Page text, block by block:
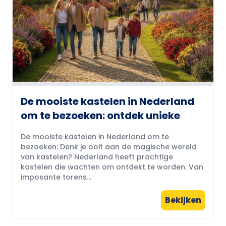
De mooiste kastelen in Nederland
om te bezoeken: ontdek unieke
De mooiste kastelen in Nederland om te
bezoeken: Denk je ooit aan de magische wereld
van kastelen? Nederland heeft prachtige
kastelen die wachten om ontdekt te worden. Van
imposante torens...
Bekijken